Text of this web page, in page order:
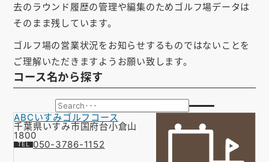
取扱い店舗 SHOP
サポートSUPPORT
購入する
お知らせ
会社概要
去のラウンド履歴の管理や編集のためゴルフ場データは
そのまま残しています。
ゴルフ場の営業状況をお知らせするものではないことを
ご理解いただきますようお願い致します。
コース名から探す
ABCいすみゴルフコース
千葉県いすみ市国府台小倉山
1800
050-3786-1152